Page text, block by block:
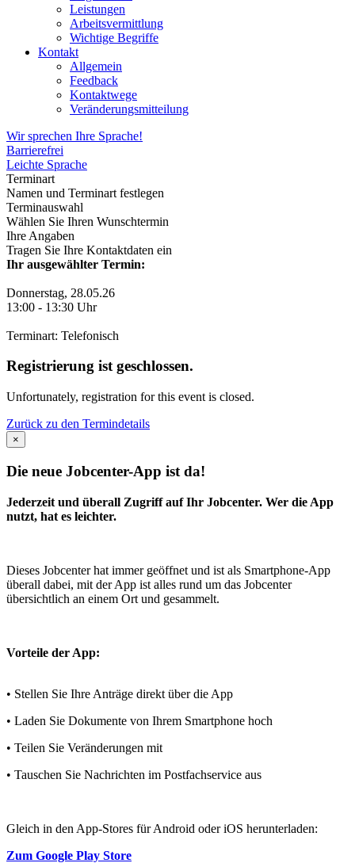
Leistungen
Arbeitsvermittlung
Wichtige Begriffe
Kontakt
Allgemein
Feedback
Kontaktwege
Veränderungsmitteilung
Wir sprechen Ihre Sprache!
Barrierefrei
Leichte Sprache
Terminart
Namen und Terminart festlegen
Terminauswahl
Wählen Sie Ihren Wunschtermin
Ihre Angaben
Tragen Sie Ihre Kontaktdaten ein
Ihr ausgewählter Termin:
Donnerstag, 28.05.26
13:00 - 13:30 Uhr
Terminart: Telefonisch
Registrierung ist geschlossen.
Unfortunately, registration for this event is closed.
Zurück zu den Termindetails
×
Die neue Jobcenter-App ist da!
Jederzeit und überall Zugriff auf Ihr Jobcenter. Wer die App
nutzt, hat es leichter.
Dieses Jobcenter hat immer geöffnet und ist als Smartphone-App
überall dabei, mit der App ist alles rund um das Jobcenter
übersichtlich an einem Ort und gesammelt.
Vorteile der App:
• Stellen Sie Ihre Anträge direkt über die App
• Laden Sie Dokumente von Ihrem Smartphone hoch
• Teilen Sie Veränderungen mit
• Tauschen Sie Nachrichten im Postfachservice aus
Gleich in den App-Stores für Android oder iOS herunterladen:
Zum Google Play Store